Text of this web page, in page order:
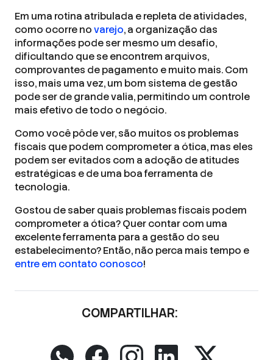
Em uma rotina atribulada e repleta de atividades,
como ocorre novarejo, a organização das
informações pode ser mesmo um desafio,
dificultando que se encontrem arquivos,
comprovantes de pagamento e muito mais. Com
isso, mais uma vez, um bom sistema de gestão
pode ser de grande valia, permitindo um controle
mais efetivo de todo o negócio.
Como você pôde ver, são muitos os problemas
fiscais que podem comprometer a ótica, mas eles
podem ser evitados com a adoção de atitudes
estratégicas e de uma boa ferramenta de
tecnologia.
Gostou de saber quais problemas fiscais podem
comprometer a ótica? Quer contar com uma
excelente ferramenta para a gestão do seu
estabelecimento? Então, não perca mais tempo e
entre em contato conosco!
COMPARTILHAR: